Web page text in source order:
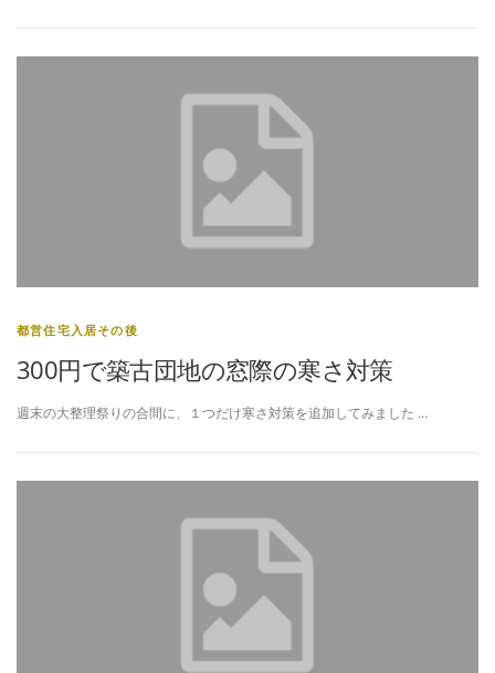
都営住宅入居その後
300円で築古団地の窓際の寒さ対策
週末の大整理祭りの合間に、１つだけ寒さ対策を追加してみました …